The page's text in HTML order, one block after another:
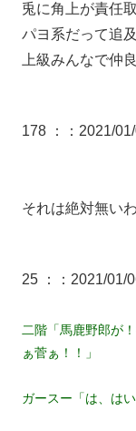
兎に角上が責任
パヨ系だって追
上級みんなで仲
178 ： ：2021/
それは絶対無い
25 ： ：2021/01/
二階「馬鹿野郎が
ぁ菅ぁ！！」
ガースー「は、は